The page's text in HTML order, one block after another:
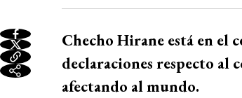
Checho Hirane está en el
declaraciones respecto al
afectando al mundo.